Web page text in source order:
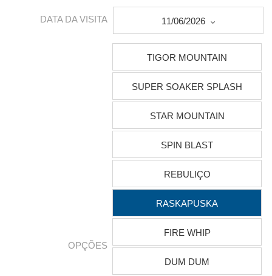
DATA DA VISITA 11/06/2026
OPÇÕES
TIGOR MOUNTAIN
SUPER SOAKER SPLASH
STAR MOUNTAIN
SPIN BLAST
REBULIÇO
RASKAPUSKA
FIRE WHIP
DUM DUM